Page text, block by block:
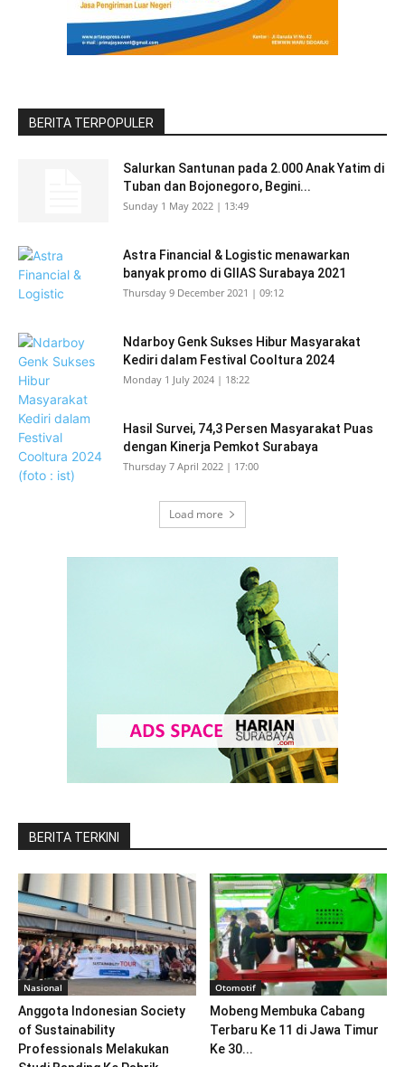
BERITA TERPOPULER
Salurkan Santunan pada 2.000 Anak Yatim di
Tuban dan Bojonegoro, Begini...
Sunday 1 May 2022 | 13:49
Astra Financial & Logistic menawarkan
banyak promo di GIIAS Surabaya 2021
Thursday 9 December 2021 | 09:12
Ndarboy Genk Sukses Hibur Masyarakat
Kediri dalam Festival Cooltura 2024
Monday 1 July 2024 | 18:22
Hasil Survei, 74,3 Persen Masyarakat Puas
dengan Kinerja Pemkot Surabaya
Thursday 7 April 2022 | 17:00
Load more
BERITA TERKINI
Nasional
Anggota Indonesian Society
of Sustainability
Professionals Melakukan
Otomotif
Mobeng Membuka Cabang
Terbaru Ke 11 di Jawa Timur
Ke 30...